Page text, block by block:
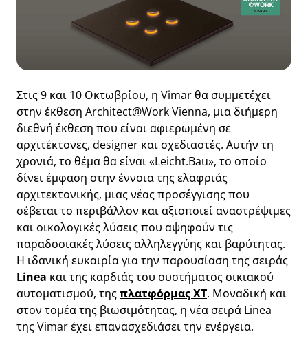
Στις 9 και 10 Οκτωβρίου, η Vimar θα συμμετέχει
στην έκθεση Architect@Work Vienna, μια διήμερη
διεθνή έκθεση που είναι αφιερωμένη σε
αρχιτέκτονες, designer και σχεδιαστές. Αυτήν τη
χρονιά, το θέμα θα είναι «Leicht.Bau», το οποίο
δίνει έμφαση στην έννοια της ελαφριάς
αρχιτεκτονικής, μιας νέας προσέγγισης που
σέβεται το περιβάλλον και αξιοποιεί αναστρέψιμες
και οικολογικές λύσεις που αψηφούν τις
παραδοσιακές λύσεις αλληλεγγύης και βαρύτητας.
Η ιδανική ευκαιρία για την παρουσίαση της σειράς
Linea και της καρδιάς του συστήματος οικιακού
αυτοματισμού, τηςπλατφόρμας XT. Μοναδική και
στον τομέα της βιωσιμότητας, η νέα σειρά Linea
της Vimar έχει επανασχεδιάσει την ενέργεια.